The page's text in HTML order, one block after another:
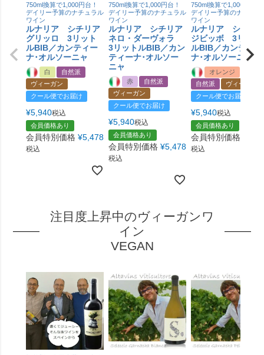
750ml換算で1,000円台！
デイリー予算のナチュラル
ワイン
ルナリア シチリア
グリッロ 3リット
ルBIB／カンティー
ナ･オルソーニャ
白
自然派
ヴィーガン
クール便でお届け
¥5,940税込
会員価格あり
会員特別価格 ¥5,478
税込
750ml換算で1,000円台！
デイリー予算のナチュラル
ワイン
ルナリア シチリア
ネロ・ダーヴォラ
3リットルBIB／カン
ティーナ･オルソー
ニャ
赤
自然派
ヴィーガン
クール便でお届け
¥5,940税込
会員価格あり
会員特別価格 ¥5,478
税込
750ml換算で1,000円台！
デイリー予算のナチュラ
ワイン
ルナリア シチリ
ジビッボ 3リット
ルBIB／カンティー
ナ･オルソーニャ
オレンジ
自然派
ヴィーガン
クール便でお届け
¥5,940税込
会員価格あり
会員特別価格
税込
注目度上昇中のヴィーガンワ
イン
VEGAN